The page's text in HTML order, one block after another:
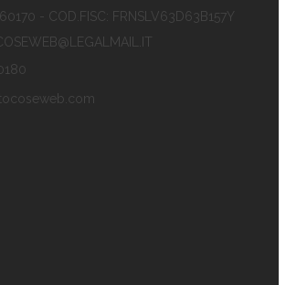
- COD.FISC: FRNSLV63D63B157Y